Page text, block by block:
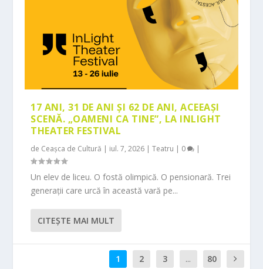
17 ANI, 31 DE ANI ȘI 62 DE ANI, ACEEAȘI
SCENĂ. „OAMENI CA TINE”, LA INLIGHT
THEATER FESTIVAL
de Ceașca de Cultură | iul. 7, 2026 |Teatru | 0 |
Un elev de liceu. O fostă olimpică. O pensionară. Trei
generații care urcă în această vară pe...
CITEŞTE MAI MULT
1 2 3 ... 80